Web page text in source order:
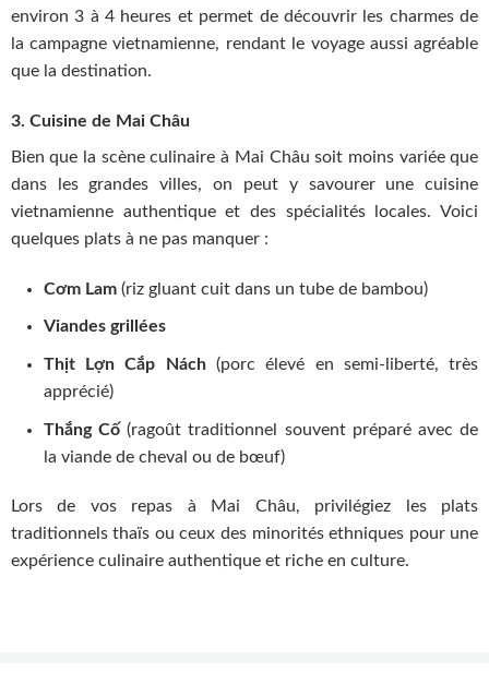
environ 3 à 4 heures et permet de découvrir les charmes de
la campagne vietnamienne, rendant le voyage aussi agréable
que la destination.
3. Cuisine de Mai Châu
Bien que la scène culinaire à Mai Châu soit moins variée que
dans les grandes villes, on peut y savourer une cuisine
vietnamienne authentique et des spécialités locales. Voici
quelques plats à ne pas manquer :
Cơm Lam(riz gluant cuit dans un tube de bambou)
Viandes grillées
Thịt Lợn Cắp Nách(porc élevé en semi-liberté, très
apprécié)
Thắng Cố(ragoût traditionnel souvent préparé avec de
la viande de cheval ou de bœuf)
Lors de vos repas à Mai Châu, privilégiez les plats
traditionnels thaïs ou ceux des minorités ethniques pour une
expérience culinaire authentique et riche en culture.